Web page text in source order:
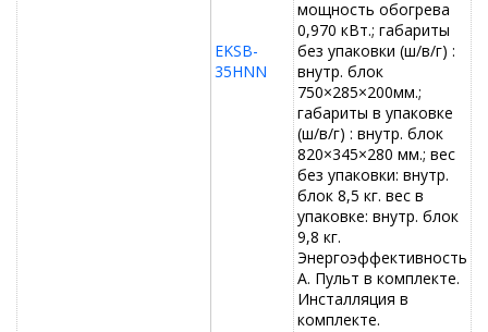
EKSB-
35HNN
мощность обогрева
0,970 кВт.; габариты
без упаковки (ш/в/г) :
внутр. блок
750×285×200мм.;
габариты в упаковке
(ш/в/г) : внутр. блок
820×345×280 мм.; вес
без упаковки: внутр.
блок 8,5 кг. вес в
упаковке: внутр. блок
9,8 кг.
Энергоэффективность
А. Пульт в комплекте.
Инсталляция в
комплекте.